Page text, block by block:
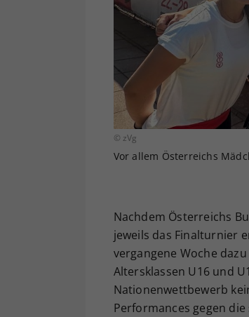
© zVg
Vor allem Österreichs
Nachdem Österreichs
jeweils das Finalturnier
vergangene Woche
Altersklassen U16 und
Nationenwettbewerb
Performances gegen